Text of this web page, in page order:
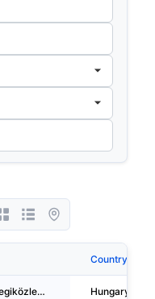
Country
Wizz Air Hungary Legiközlekedesi Zartköruen Muködö Reszvenytarsasag Hungary